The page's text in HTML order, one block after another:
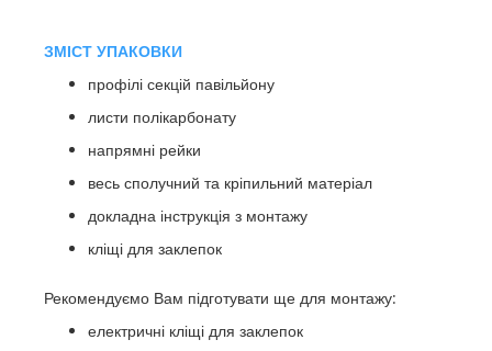
ЗМІСТ УПАКОВКИ
профілі секцій павільйону
листи полікарбонату
напрямні рейки
весь сполучний та кріпильний матеріал
докладна інструкція з монтажу
кліщі для заклепок
Рекомендуємо Вам підготувати ще для монтажу:
електричні кліщі для заклепок